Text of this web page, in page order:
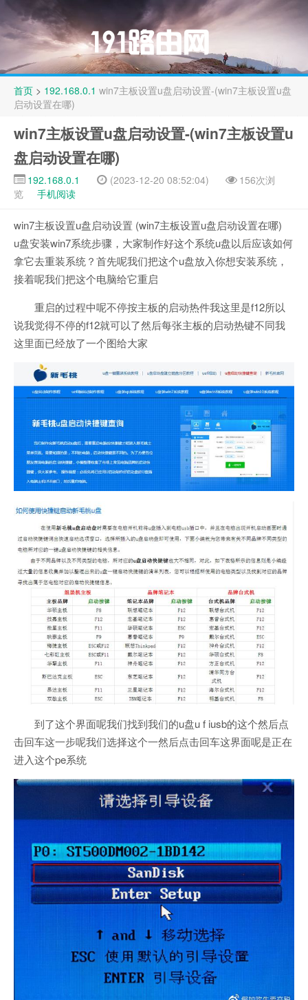
首页 > 192.168.0.1 win7主板设置u盘启动设置-(win7主板设置u盘
启动设置在哪)
win7主板设置u盘启动设置-(win7主板设置u
盘启动设置在哪)
192.168.0.1 (2023-12-20 08:52:04)
156次浏
览
手机阅读
win7主板设置u盘启动设置 (win7主板设置u盘启动设置在哪)
u盘安装win7系统步骤，大家制作好这个系统u盘以后应该如何
拿它去重装系统？首先呢我们把这个u盘放入你想安装系统，
接着呢我们把这个电脑给它重启
重启的过程中呢不停按主板的启动热件我这里是f12所以
说我觉得不停的f12就可以了然后每张主板的启动热键不同我
这里面已经放了一个图给大家
到了这个界面呢我们找到我们的u盘u f iusb的这个然后点
击回车这一步呢我们选择这个一然后点击回车这界面呢是正在
进入这个pe系统